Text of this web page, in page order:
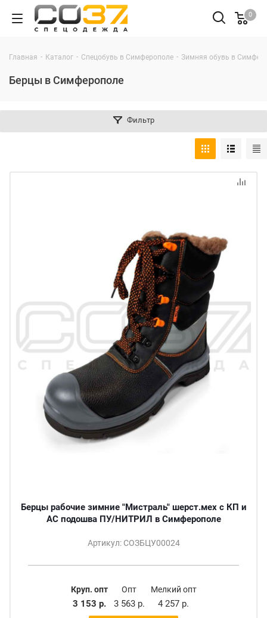
0
Главная - Каталог - Спецобувь в Симферополе - Зимняя обувь в
Берцы в Симферополе
Фильтр
Берцы рабочие зимние "Мистраль" шерст.мех с КП и
АС подошва ПУ/НИТРИЛ в Симферополе
Артикул: СОЗБЦУ00024
Круп. опт
3 153 р.
Опт
3 563 р.
Мелкий опт
4 257 р.